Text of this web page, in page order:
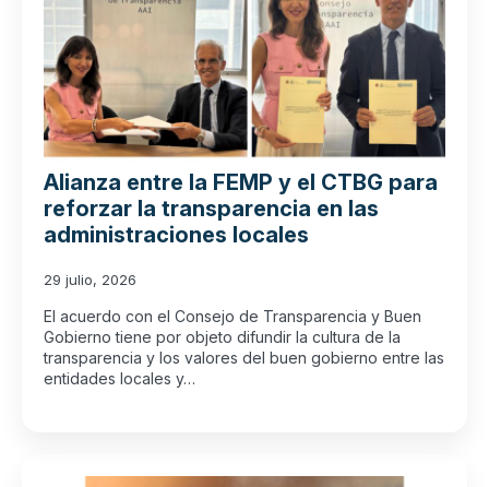
Alianza entre la FEMP y el CTBG para
reforzar la transparencia en las
administraciones locales
29 julio, 2026
El acuerdo con el Consejo de Transparencia y Buen
Gobierno tiene por objeto difundir la cultura de la
transparencia y los valores del buen gobierno entre las
entidades locales y…